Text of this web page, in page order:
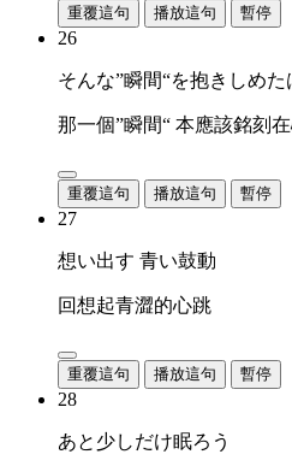
重覆這句 播放這句 暫停
26
そんな”瞬間“を抱きしめた
那一個”瞬間“ 本應該銘刻
重覆這句 播放這句 暫停
27
想い出す 青い鼓動
回想起青澀的心跳
重覆這句 播放這句 暫停
28
あと少しだけ眠ろう